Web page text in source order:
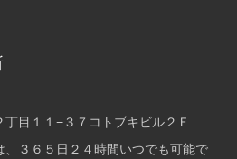
目１１−３７コトブキビル２Ｆ
３６５日２４時間いつでも可能で